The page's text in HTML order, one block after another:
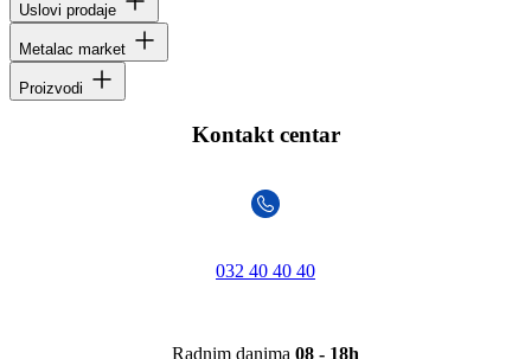
Uslovi prodaje
Metalac market
Proizvodi
Kontakt centar
032 40 40 40
Radnim danima 08 - 18h